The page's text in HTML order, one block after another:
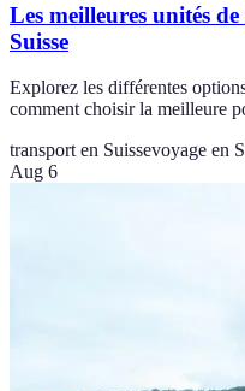
Les meilleures unités
Suisse
Explorez les différentes
comment choisir la meilleure
transport en Suissevoyage en
Aug 6